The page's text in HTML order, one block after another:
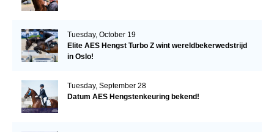
Tuesday, October 19
Elite AES Hengst Turbo Z wint wereldbekerwedstrijd
in Oslo!
Tuesday, September 28
Datum AES Hengstenkeuring bekend!